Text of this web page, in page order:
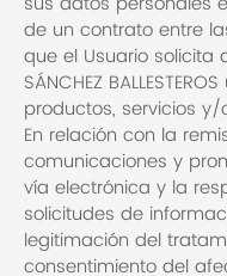
de un contrato entre
que el Usuario solicita
SÁNCHEZ
productos, servicios
En relación con la
comunicaciones y
vía electrónica y la
solicitudes de
legitimación del
consentimiento del